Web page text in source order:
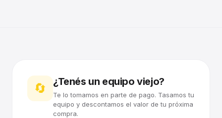
🔄 ¿Tenés un equipo viejo?
Te lo tomamos en parte de pago. Tasamos tu
equipo y descontamos el valor de tu próxima
compra.